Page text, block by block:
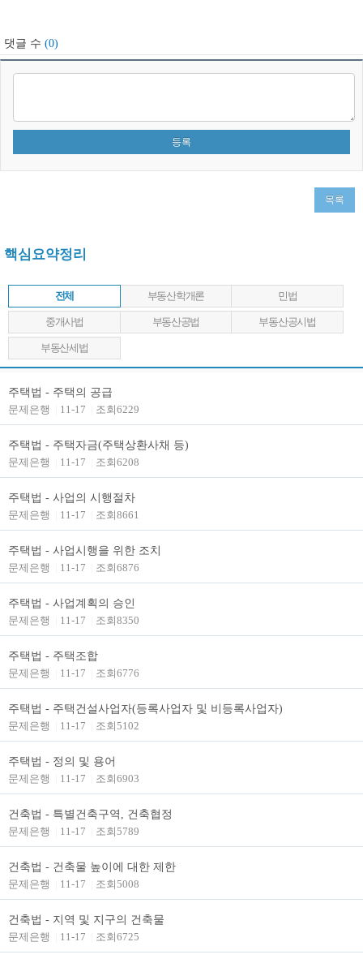
댓글 수 (0)
목록
핵심요약정리
전체 부동산학개론 민법
중개사법 부동산공법 부동산공시법
부동산세법
주택법 - 주택의 공급
문제은행 11-17 조회6229
주택법 - 주택자금(주택상환사채 등)
문제은행 11-17 조회6208
주택법 - 사업의 시행절차
문제은행 11-17 조회8661
주택법 - 사업시행을 위한 조치
문제은행 11-17 조회6876
주택법 - 사업계획의 승인
문제은행 11-17 조회8350
주택법 - 주택조합
문제은행 11-17 조회6776
주택법 - 주택건설사업자(등록사업자 및 비등록사업자)
문제은행 11-17 조회5102
주택법 - 정의 및 용어
문제은행 11-17 조회6903
건축법 - 특별건축구역, 건축협정
문제은행 11-17 조회5789
건축법 - 건축물 높이에 대한 제한
문제은행 11-17 조회5008
건축법 - 지역 및 지구의 건축물
문제은행 11-17 조회6725